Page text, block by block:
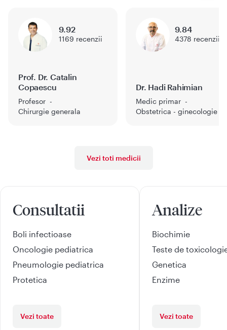
Prof. Dr. Catalin
Copaescu
Profesor
Chirurgie generala
9.92
1169 recenzii
Dr. Hadi Rahimian
Medic primar
Obstetrica - ginecologie
9.84
4378 recenzii
Vezi toti medicii
Consultatii
Boli infectioase
Oncologie pediatrica
Pneumologie pediatrica
Protetica
Vezi toate
Analize
Biochimie
Teste de
Genetica
Enzime
Vezi toate